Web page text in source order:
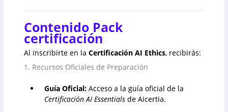
Contenido Pack
certificación
Al inscribirte en laCertificación AI Ethics, recibirás:
1. Recursos Oficiales de Preparación
Guía Oficial: Acceso a la guía oficial de la
Certificación AI Essentials de Aicertia.